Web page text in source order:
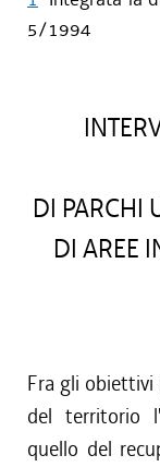
5/1994
DI PARCHI
DI AREE
Fra gli
del territorio
quello del